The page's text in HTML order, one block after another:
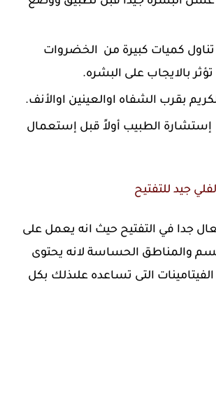
كميات كبيرة من الخضروات
تؤثر بالايجاب على البشره.
بقرب الشفاه اوالعينين اوالأنف.
الطبيب أولاً قبل إستعمال
جيد للتفتيح
جدا في التفتيح حيث انه يعمل على
والمناطق الحساسة لانه يحتوى
التى تساعده علىذلك بكل